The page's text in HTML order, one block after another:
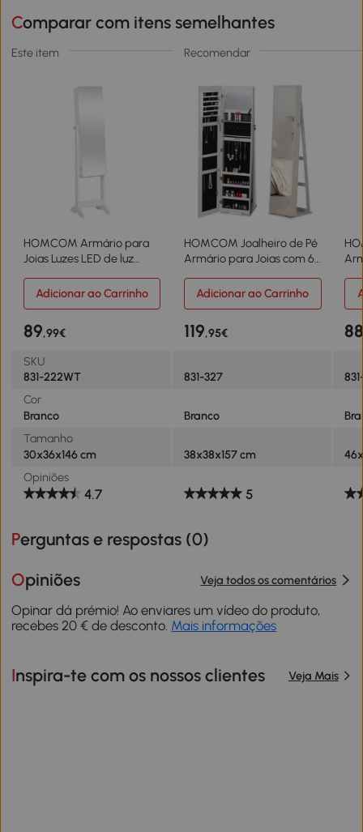
Comparar com itens semelhantes
Este item Recomendar
HOMCOM Armário para
Joias Luzes LED de luz
30x36x146cm cor Branco
HOMCOM Joalheiro de Pé
Armário para Joias com 6
Organizador de Joias com
Prateleiras Suportes para
Adicionar ao Carrinho Adicionar ao Carrinho
89,99€ 119,95€
SKU
831-222WT
831-327
Cor
Branco
Branco
Tamanho
30x36x146 cm
38x38x157 cm
Opiniões
4.7 5
Perguntas e respostas (0)
Opiniões Veja todos os comentários
Opinar dá prémio! Ao enviares um vídeo do produto,
recebes 20 € de desconto. Mais informações
Inspira-te com os nossos clientes Veja Mais